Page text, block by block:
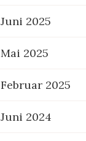
Juni 2025
Mai 2025
Februar 2025
Juni 2024